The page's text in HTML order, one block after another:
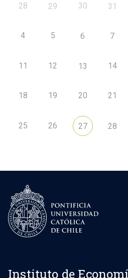
28 29 30 31
4 5 6 7
11 12 13 14
18 19 20 21
25 26 27 28
Instituto de